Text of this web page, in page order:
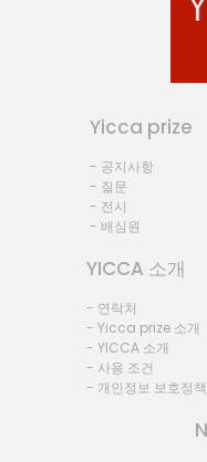
Yicca prize
- 공지사항
- 질문
- 전시
- 배심원
YICCA 소개
- 연락처
- Yicca prize 소개
- YICCA 소개
- 사용 조건
- 개인정보 보호정책